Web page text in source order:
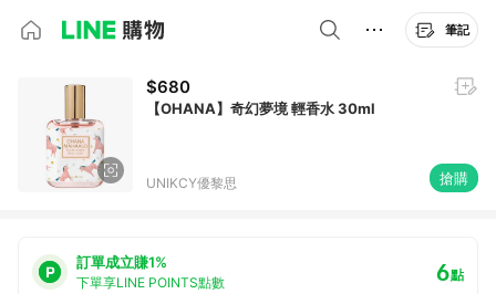
筆記
$680
【OHANA】奇幻夢境 輕香水 30ml
UNIKCY優黎思 搶購
訂單成立賺1%
下單享LINE POINTS點數 6點